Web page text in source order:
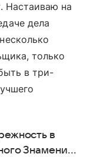
Настаиваю на
дела
только
в три-
в
Знамени...